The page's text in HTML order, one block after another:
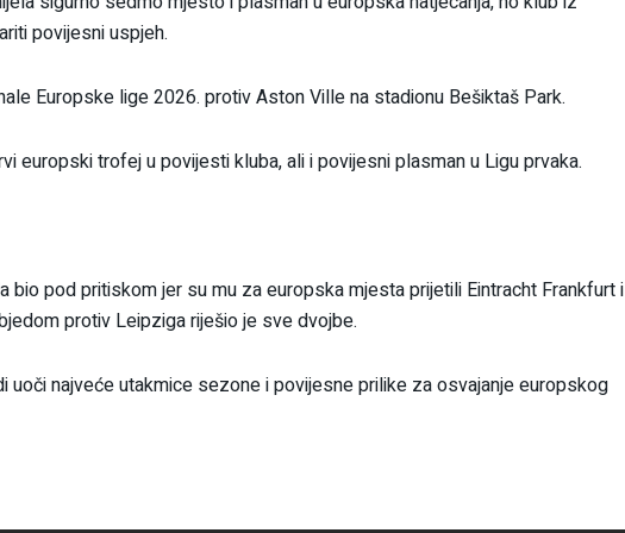
povijesni uspjeh.
Europske lige 2026. protiv Aston Ville na stadionu Bešiktaš Park.
europski trofej u povijesti kluba, ali i povijesni plasman u Ligu prvaka.
bio pod pritiskom jer su mu za europska mjesta prijetili Eintracht Frankfurt i
protiv Leipziga riješio je sve dvojbe.
najveće utakmice sezone i povijesne prilike za osvajanje europskog